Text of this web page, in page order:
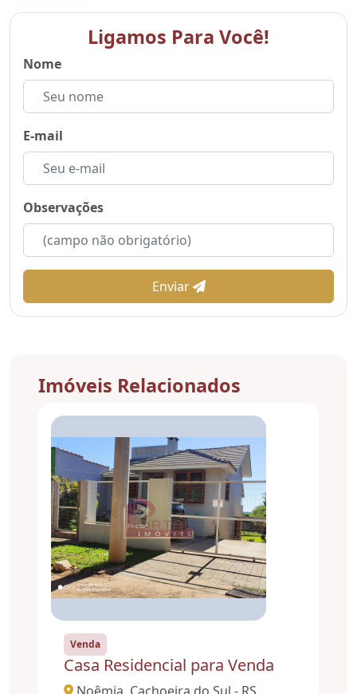
Ligamos Para Você!
Nome
E-mail
Observações
Enviar
Imóveis Relacionados
Venda
Casa Residencial para Venda